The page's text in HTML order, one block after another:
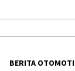
BERITA